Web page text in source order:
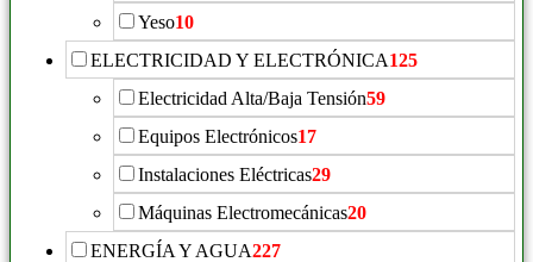
Yeso10
ELECTRICIDAD Y ELECTRÓNICA125
Electricidad Alta/Baja Tensión59
Equipos Electrónicos17
Instalaciones Eléctricas29
Máquinas Electromecánicas20
ENERGÍA Y AGUA227